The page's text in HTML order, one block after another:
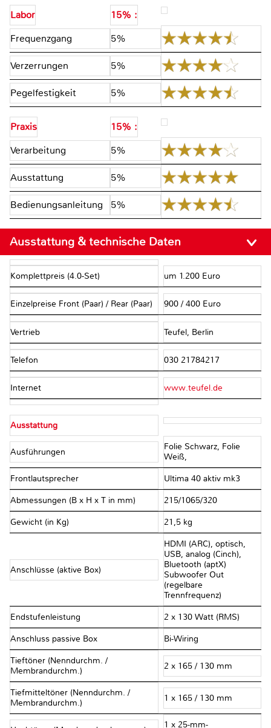
Labor
15% :
Frequenzgang
5%
Verzerrungen 5%
Pegelfestigkeit 5%
Praxis
15% :
Verarbeitung
5%
Ausstattung 5%
Bedienungsanleitung 5%
Ausstattung & technische Daten
Komplettpreis (4.0-Set) um 1.200 Euro
Einzelpreise Front (Paar) / Rear (Paar) 900 / 400 Euro
Vertrieb Teufel, Berlin
Telefon 030 21784217
Internet www.teufel.de
Ausstattung
Ausführungen
Folie Schwarz, Folie
Weiß,
Frontlautsprecher Ultima 40 aktiv mk3
Abmessungen (B x H x T in mm) 215/1065/320
Gewicht (in Kg) 21,5 kg
Anschlüsse (aktive Box)
HDMI (ARC), optisch,
USB, analog (Cinch),
Bluetooth (aptX)
Subwoofer Out
(regelbare
Trennfrequenz)
Endstufenleistung 2 x 130 Watt (RMS)
Anschluss passive Box Bi-Wiring
Tieftöner (Nenndurchm. /
Membrandurchm.)
2 x 165 / 130 mm
Tiefmitteltöner (Nenndurchm. /
Membrandurchm.)
1 x 165 / 130 mm
1 x 25-mm-